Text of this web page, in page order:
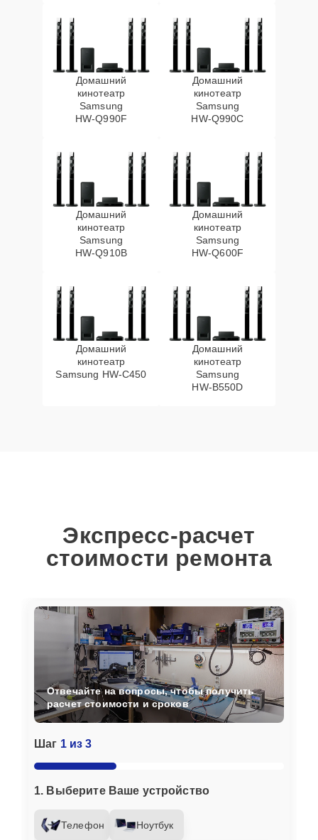
Домашний
кинотеатр
Samsung
HW‑Q990F
Домашний
кинотеатр
Samsung
HW‑Q990C
Домашний
кинотеатр
Samsung
HW‑Q910B
Домашний
кинотеатр
Samsung
HW‑Q600F
Домашний
кинотеатр
Samsung HW‑C450
Домашний
кинотеатр
Samsung
HW‑B550D
Экспресс-расчет
стоимости ремонта
Шаг 1 из 3
1. Выберите Ваше устройство
Телефон Ноутбук
Отвечайте на вопросы, чтобы получить
расчет стоимости и сроков